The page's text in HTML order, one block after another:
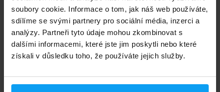
soubory cookie. Informace o tom, jak náš web používáte,
sdílíme se svými partnery pro sociální média, inzerci a
analýzy. Partneři tyto údaje mohou zkombinovat s
dalšími informacemi, které jste jim poskytli nebo které
získali v důsledku toho, že používáte jejich služby.
NENÍ SKLADEM
Rychlé doručení